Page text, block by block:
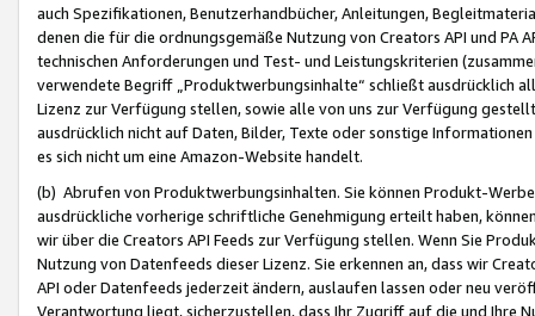
auch Spezifikationen, Benutzerhandbücher, Anleitungen,
denen die für die ordnungsgemäße Nutzung von Creators API und PA
technischen Anforderungen und Test- und Leistungskriterien
verwendete Begriff „Produktwerbungsinhalte“ schließt ausdrücklich
Lizenz zur Verfügung stellen, sowie alle von uns zur Verfügung
ausdrücklich nicht auf Daten, Bilder, Texte oder sonstige
es sich nicht um eine Amazon-Website handelt.
(b) Abrufen von Produktwerbungsinhalten. Sie können Produkt-
ausdrückliche vorherige schriftliche Genehmigung erteilt haben,
wir über die Creators API Feeds zur Verfügung stellen. Wenn Sie
Nutzung von Datenfeeds dieser Lizenz. Sie erkennen an, dass wir
API oder Datenfeeds jederzeit ändern, auslaufen lassen oder neu
Verantwortung liegt, sicherzustellen, dass Ihr Zugriff auf die und Ihre